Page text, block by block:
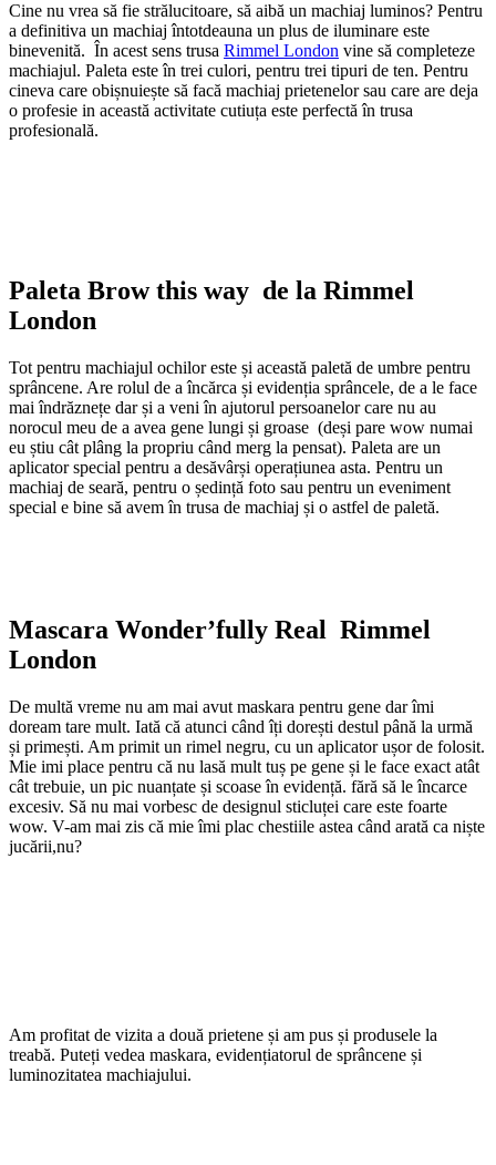
Cine nu vrea să fie strălucitoare, să aibă un machiaj luminos? Pentru
a definitiva un machiaj întotdeauna un plus de iluminare este
binevenită. În acest sens trusa Rimmel London vine să completeze
machiajul. Paleta este în trei culori, pentru trei tipuri de ten. Pentru
cineva care obișnuiește să facă machiaj prietenelor sau care are deja
o profesie in această activitate cutiuța este perfectă în trusa
profesională.
Paleta Brow this way de la Rimmel
London
Tot pentru machiajul ochilor este și această paletă de umbre pentru
sprâncene. Are rolul de a încărca și evidenția sprâncele, de a le face
mai îndrăznețe dar și a veni în ajutorul persoanelor care nu au
norocul meu de a avea gene lungi și groase (deși pare wow numai
eu știu cât plâng la propriu când merg la pensat). Paleta are un
aplicator special pentru a desăvârși operațiunea asta. Pentru un
machiaj de seară, pentru o ședință foto sau pentru un eveniment
special e bine să avem în trusa de machiaj și o astfel de paletă.
Mascara Wonder’fully Real Rimmel
London
De multă vreme nu am mai avut maskara pentru gene dar îmi
doream tare mult. Iată că atunci când îți dorești destul până la urmă
și primești. Am primit un rimel negru, cu un aplicator ușor de folosit.
Mie imi place pentru că nu lasă mult tuș pe gene și le face exact atât
cât trebuie, un pic nuanțate și scoase în evidență. fără să le încarce
excesiv. Să nu mai vorbesc de designul sticluței care este foarte
wow. V-am mai zis că mie îmi plac chestiile astea când arată ca niște
jucării,nu?
Am profitat de vizita a două prietene și am pus și produsele la
treabă. Puteți vedea maskara, evidențiatorul de sprâncene și
luminozitatea machiajului.